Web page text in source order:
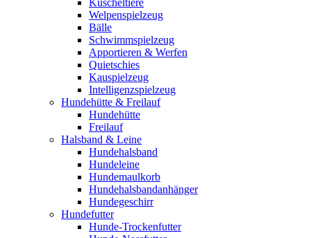
Kuscheltiere
Welpenspielzeug
Bälle
Schwimmspielzeug
Apportieren & Werfen
Quietschies
Kauspielzeug
Intelligenzspielzeug
Hundehütte & Freilauf
Hundehütte
Freilauf
Halsband & Leine
Hundehalsband
Hundeleine
Hundemaulkorb
Hundehalsbandanhänger
Hundegeschirr
Hundefutter
Hunde-Trockenfutter